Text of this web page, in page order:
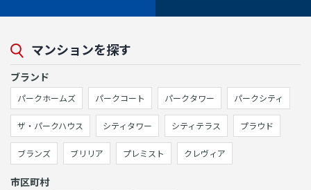
マンションを探す
ブランド
パークホームズ パークコート パークタワー パークシティ
ザ・パークハウス シティタワー シティテラス プラウド
ブランズ ブリリア プレミスト クレヴィア
市区町村